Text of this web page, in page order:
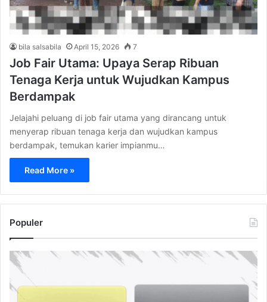
bila salsabila April 15, 2026 7
Job Fair Utama: Upaya Serap Ribuan
Tenaga Kerja untuk Wujudkan Kampus
Berdampak
Jelajahi peluang di job fair utama yang dirancang untuk
menyerap ribuan tenaga kerja dan wujudkan kampus
berdampak, temukan karier impianmu…
Read More »
Populer